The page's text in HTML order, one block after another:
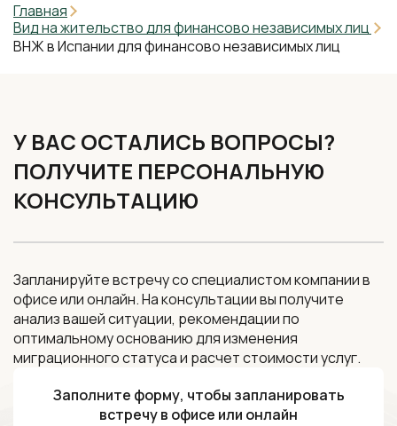
Главная
Вид на жительство для финансово независимых лиц
ВНЖ в Испании для финансово независимых лиц
У ВАС ОСТАЛИСЬ ВОПРОСЫ?
ПОЛУЧИТЕ ПЕРСОНАЛЬНУЮ
КОНСУЛЬТАЦИЮ
Запланируйте встречу со специалистом компании в
офисе или онлайн. На консультации вы получите
анализ вашей ситуации, рекомендации по
оптимальному основанию для изменения
миграционного статуса и расчет стоимости услуг.
Заполните форму, чтобы запланировать
встречу в офисе или онлайн